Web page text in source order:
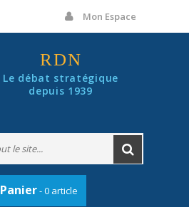
Mon Espace
RDN
Le débat stratégique
depuis 1939
Panier- 0 article